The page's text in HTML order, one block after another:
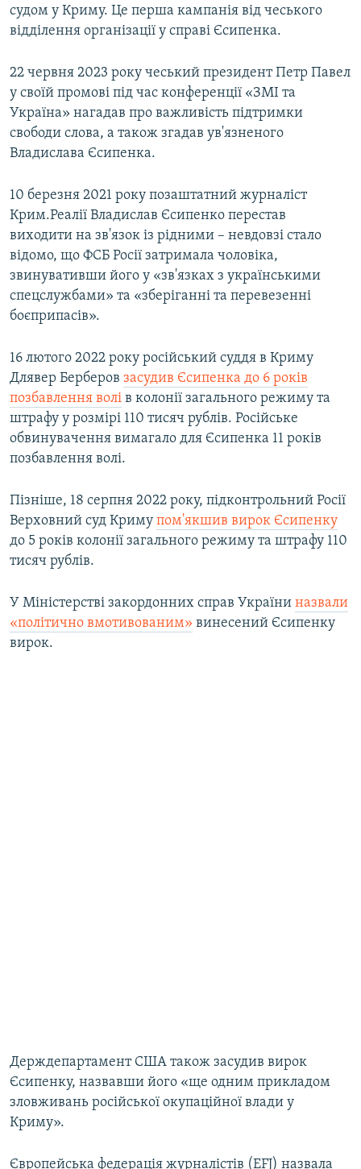
судом у Криму. Це перша кампанія від чеського
відділення організації у справі Єсипенка.
22 червня 2023 року чеський президент Петр Павел
у своїй промові під час конференції «ЗМІ та
Україна» нагадав про важливість підтримки
свободи слова, а також згадав ув'язненого
Владислава Єсипенка.
10 березня 2021 року позаштатний журналіст
Крим.Реалії Владислав Єсипенко перестав
виходити на зв'язок із рідними – невдовзі стало
відомо, що ФСБ Росії затримала чоловіка,
звинувативши його у «зв'язках з українськими
спецслужбами» та «зберіганні та перевезенні
боєприпасів».
16 лютого 2022 року російський суддя в Криму
Длявер Берберов засудив Єсипенка до 6 років
позбавлення волі в колонії загального режиму та
штрафу у розмірі 110 тисяч рублів. Російське
обвинувачення вимагало для Єсипенка 11 років
позбавлення волі.
Пізніше, 18 серпня 2022 року, підконтрольний Росії
Верховний суд Криму пом'якшив вирок Єсипенку
до 5 років колонії загального режиму та штрафу 110
тисяч рублів.
У Міністерстві закордонних справ України назвали
«політично вмотивованим» винесений Єсипенку
вирок.
Держдепартамент США також засудив вирок
Єсипенку, назвавши його «ще одним прикладом
зловживань російської окупаційної влади у
Криму».
Європейська федерація журналістів (EFJ) назвала